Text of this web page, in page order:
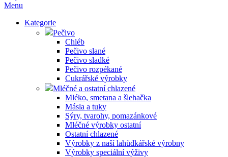
Menu
Kategorie
Pečivo
Chléb
Pečivo slané
Pečivo sladké
Pečivo rozpékané
Cukrářské výrobky
Mléčné a ostatní chlazené
Mléko, smetana a šlehačka
Másla a tuky
Sýry, tvarohy, pomazánkové
Mléčné výrobky ostatní
Ostatní chlazené
Výrobky z naší lahůdkářské výrobny
Výrobky speciální výživy